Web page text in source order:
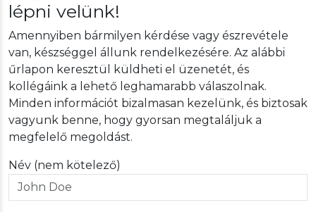
lépni velünk!
Amennyiben bármilyen kérdése vagy észrevétele
van, készséggel állunk rendelkezésére. Az alábbi
űrlapon keresztül küldheti el üzenetét, és
kollégáink a lehető leghamarabb válaszolnak.
Minden információt bizalmasan kezelünk, és biztosak
vagyunk benne, hogy gyorsan megtaláljuk a
megfelelő megoldást.
Név (nem kötelező)